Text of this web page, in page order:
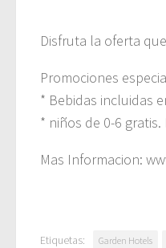
Disfruta la oferta
Promociones
* Bebidas incluidas
* niños de 0-6 gratis.
Mas Informacion:
Etiquetas: Garden Hotels